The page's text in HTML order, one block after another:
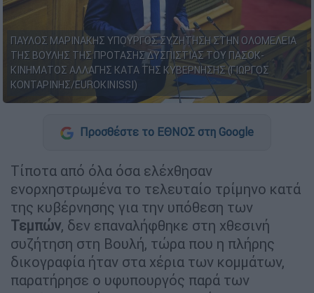
ΠΑΥΛΟΣ ΜΑΡΙΝΑΚΗΣ ΥΠΟΥΡΓΟΣ ΣΥΖΗΤΗΣΗ ΣΤΗΝ ΟΛΟΜΕΛΕΙΑ
ΤΗΣ ΒΟΥΛΗΣ ΤΗΣ ΠΡΟΤΑΣΗΣ ΔΥΣΠΙΣΤΙΑΣ ΤΟΥ ΠΑΣΟΚ-
ΚΙΝΗΜΑΤΟΣ ΑΛΛΑΓΗΣ ΚΑΤΑ ΤΗΣ ΚΥΒΕΡΝΗΣΗΣ (ΓΙΩΡΓΟΣ
ΚΟΝΤΑΡΙΝΗΣ/EUROKINISSI)
Προσθέστε το ΕΘΝΟΣ στη Google
Τίποτα από όλα όσα ελέχθησαν
ενορχηστρωμένα το τελευταίο τρίμηνο κατά
της κυβέρνησης για την υπόθεση των
Τεμπών, δεν επαναλήφθηκε στη χθεσινή
συζήτηση στη Βουλή, τώρα που η πλήρης
δικογραφία ήταν στα χέρια των κομμάτων,
παρατήρησε ο υφυπουργός παρά των